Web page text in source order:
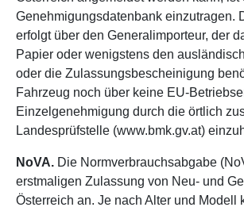
Genehmigungsdatenbank einzutragen.
erfolgt über den Generalimporteur, der
Papier oder wenigstens den
oder die Zulassungsbescheinigung
Fahrzeug noch über keine EU-
Einzelgenehmigung durch die örtlich
Landesprüfstelle (www.bmk.gv.at)
NoVA. Die Normverbrauchsabgabe
erstmaligen Zulassung von Neu- und
Österreich an. Je nach Alter und Modell